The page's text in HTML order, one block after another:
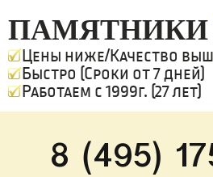
ПАМЯТНИКИ
Цены ниже/Качество
Быстро (Сроки от 7 дней)
Работаем с 1999г. (27 лет)
8 (495)